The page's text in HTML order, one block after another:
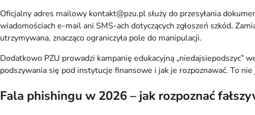
Oficjalny adres mailowy kontakt@pzu.pl służy do przesyłania
wiadomościach e-mail ani SMS-ach dotyczących zgłoszeń szkód.
utrzymywana, znacząco ograniczyła pole do manipulacji.
Dodatkowo PZU prowadzi kampanię edukacyjną „niedajsiepodszyc”
podszywania się pod instytucje finansowe i jak je rozpoznawać. To
Fala phishingu w 2026 – jak rozpoznać